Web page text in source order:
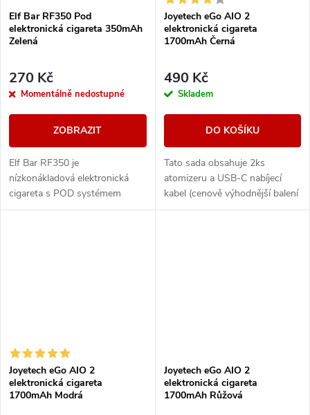
Elf Bar RF350 Pod
elektronická cigareta 350mAh
Zelená
270 Kč
Momentálně nedostupné
ZOBRAZIT
Elf Bar RF350 je
nízkonákladová elektronická
cigareta s POD systémem
vážící pouhých 20g a
Joyetech eGo AIO 2
elektronická cigareta
1700mAh Černá
490 Kč
Skladem
DO KOŠÍKU
Tato sada obsahuje 2ks
atomizeru a USB-C nabíjecí
kabel (cenově výhodnější balení
oproti základní verzi). Ikona
Joyetech eGo AIO 2
elektronická cigareta
1700mAh Modrá
Joyetech eGo AIO 2
elektronická cigareta
1700mAh Růžová